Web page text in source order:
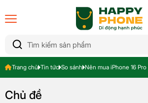
Trang chủ Tin tức So sánh Nên mua iPhone 16
Chủ đề